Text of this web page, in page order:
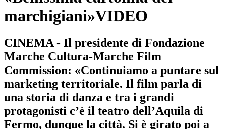
marchigiani»VIDEO
CINEMA - Il presidente di Fondazione
Marche Cultura-Marche Film
Commission: «Continuiamo a puntare sul
marketing territoriale. Il film parla di
una storia di danza e tra i grandi
protagonisti c’è il teatro dell’Aquila di
Fermo, dunque la città. Si è girato poi a